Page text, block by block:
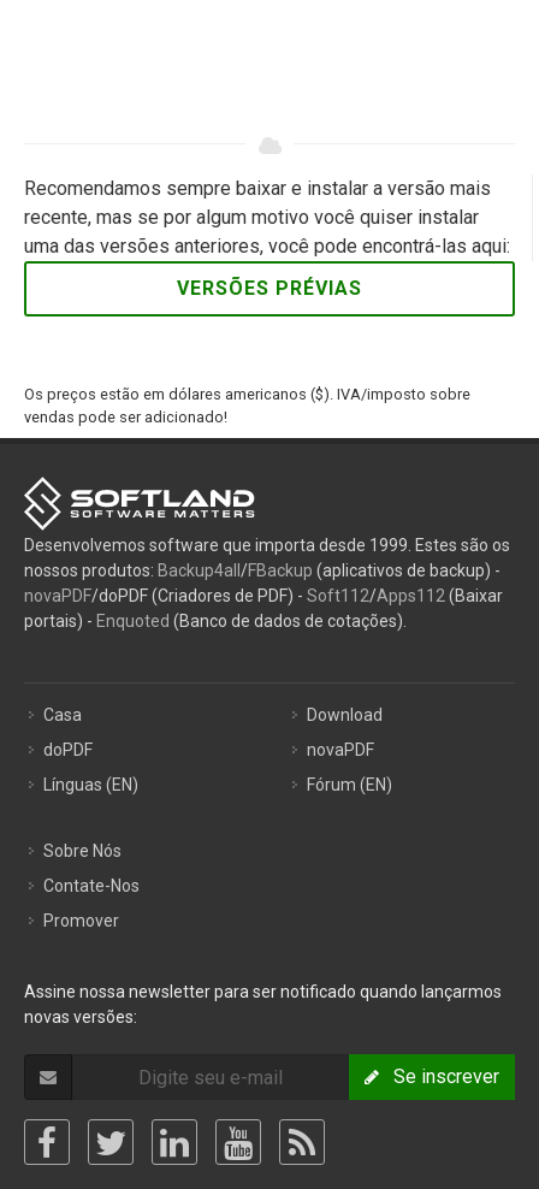
Recomendamos sempre baixar e instalar a versão mais
recente, mas se por algum motivo você quiser instalar
uma das versões anteriores, você pode encontrá-las aqui:
VERSÕES PRÉVIAS
Os preços estão em dólares americanos ($). IVA/imposto sobre
vendas pode ser adicionado!
Desenvolvemos software que importa desde 1999. Estes são os
nossos produtos: Backup4all /FBackup (aplicativos de backup) -
novaPDF/doPDF (Criadores de PDF) - Soft112/Apps112 (Baixar
portais) - Enquoted (Banco de dados de cotações).
Casa
doPDF
Línguas (EN)
Download
novaPDF
Fórum (EN)
Sobre Nós
Contate-Nos
Promover
Assine nossa newsletter para ser notificado quando lançarmos
novas versões:
Se inscrever